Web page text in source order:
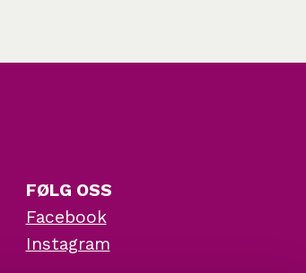
FØLG OSS
Facebook
Instagram